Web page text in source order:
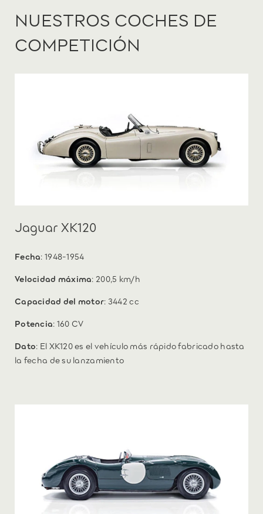
NUESTROS COCHES DE
COMPETICIÓN
Jaguar XK120
Fecha: 1948-1954
Velocidad máxima: 200,5 km/h
Capacidad del motor: 3442 cc
Potencia: 160 CV
Dato: El XK120 es el vehículo más rápido fabricado hasta
la fecha de su lanzamiento